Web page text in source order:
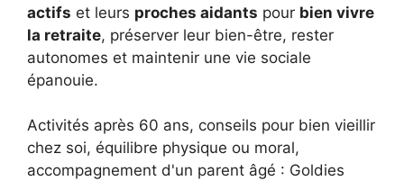
actifs et leurs proches aidants pour bien vivre
la retraite, préserver leur bien-être, rester
autonomes et maintenir une vie sociale
épanouie.
Activités après 60 ans, conseils pour bien vieillir
chez soi, équilibre physique ou moral,
accompagnement d'un parent âgé : Goldies